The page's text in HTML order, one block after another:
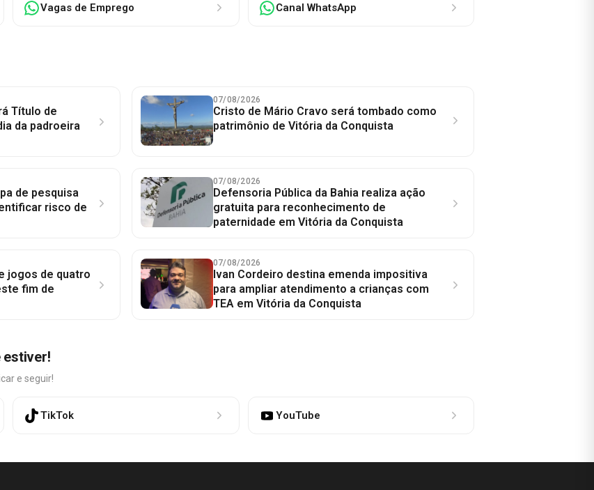
Vagas de Emprego Canal WhatsApp
Título de
da padroeira
07/08/2026
Cristo de Mário Cravo será tombado como
patrimônio de Vitória da Conquista
de pesquisa
risco de
07/08/2026
Defensoria Pública da Bahia realiza ação
gratuita para reconhecimento de
paternidade em Vitória da Conquista
jogos de quatro
fim de
07/08/2026
Ivan Cordeiro destina emenda impositiva
para ampliar atendimento a crianças com
TEA em Vitória da Conquista
estiver!
e seguir!
TikTok YouTube